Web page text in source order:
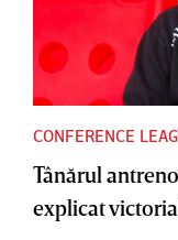
CONFERENCE
Tânărul
explicat